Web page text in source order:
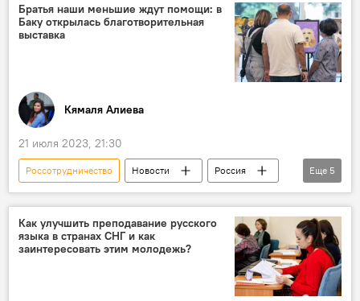
Братья наши меньшие ждут помощи: в
Баку открылась благотворительная
выставка
Кямаля Алиева
21 июля 2023, 21:30
Россотрудничество Новости
Россия
Азербайджан
Защита животных
США
Русский дом Баку
Еще 5
Как улучшить преподавание русского
языка в странах СНГ и как
заинтересовать этим молодежь?